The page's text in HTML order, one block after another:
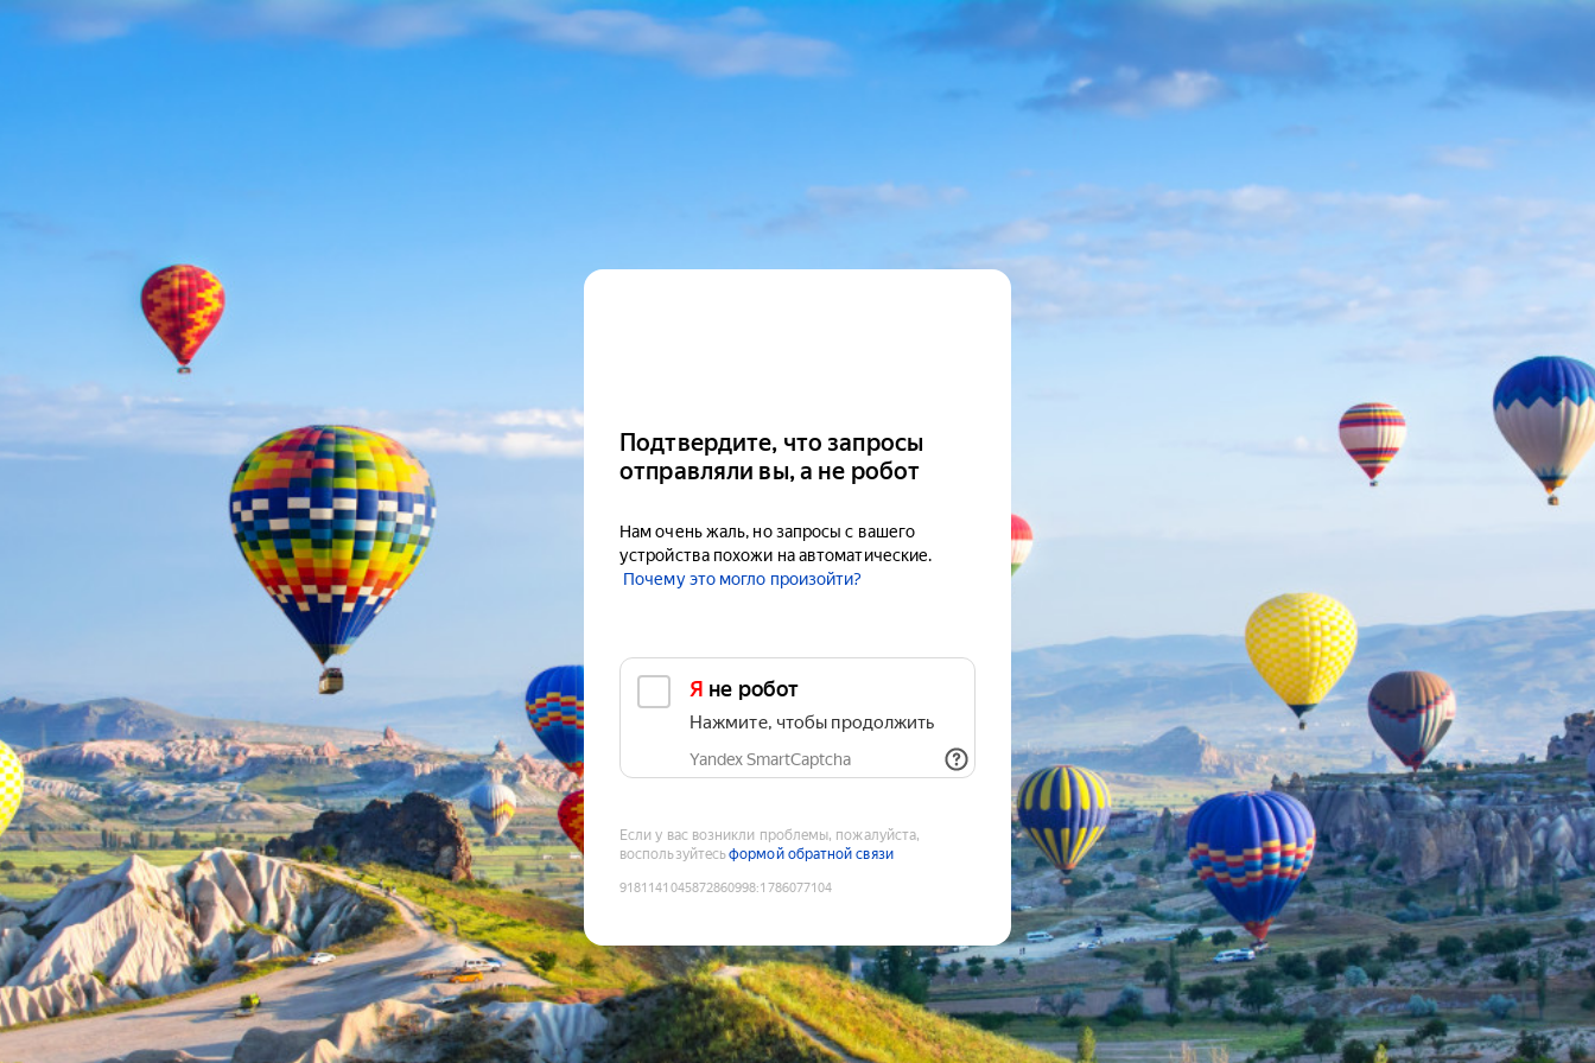
Подтвердите, что запросы
отправляли вы, а не робот
Нам очень жаль, но запросы с вашего
устройства похожи на автоматические.
Почему это могло произойти?
Я не робот
Нажмите, чтобы продолжить
Yandex SmartCaptcha
Если у вас возникли проблемы, пожалуйста,
воспользуйтесьформой обратной связи
9181141045872860998:1786077104